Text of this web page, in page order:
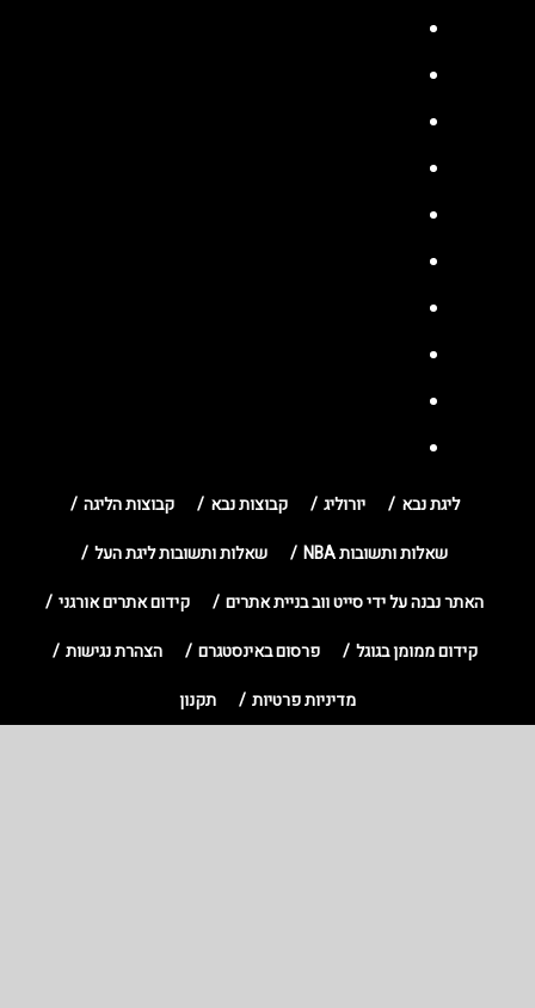
ליגת נבא יורוליג קבוצות נבא
קבוצות הליגה
שאלות ותשובות NBA
שאלות ותשובות ליגת העל
האתר נבנה על ידי סייט ווב בניית אתרים
קידום אתרים אורגני
קידום ממומן בגוגל
פרסום באינסטגרם
הצהרת נגישות
מדיניות פרטיות
תקנון